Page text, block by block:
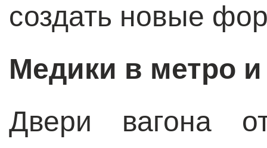
создать новые
Медики в метро
Двери вагона